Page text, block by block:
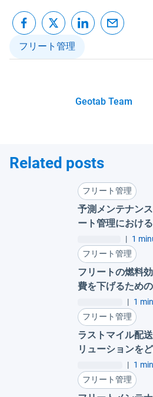
フリート管理
Geotab Team
Related posts
フリート管理
予測メンテナン
ート管理におけ
| 1
フリート管理
フリートの燃料
費を下げるため
| 1
フリート管理
ラストマイル配
リューションを
ズしているのか
| 1
フリート管理